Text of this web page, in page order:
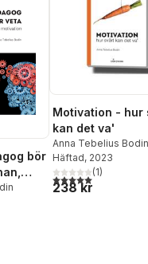
bör
antal röster:
Motivation - hur
kan det va'
Anna Tebelius Bodin
Häftad, 2023
5,0utav 5 stjärnor.
(1)
238 kr